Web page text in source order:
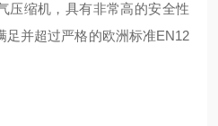
压缩机，具有非常高的安全性
足并超过严格的欧洲标准EN12